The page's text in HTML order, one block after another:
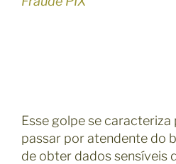
Esse golpe se
passar por atendente do
de obter dados sensíveis